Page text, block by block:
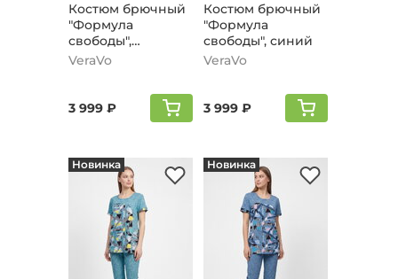
Костюм брючный
"Формула
свободы",
бордовый
VeraVo
3 999 ₽
Костюм брючный
"Формула
свободы", синий
VeraVo
3 999 ₽
Новинка Новинка